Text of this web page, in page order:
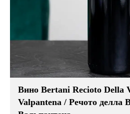
Вино Bertani Recioto Della
Valpantena / Речото делла